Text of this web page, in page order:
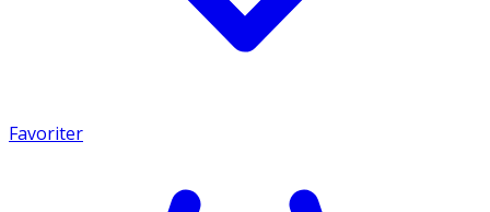
Favoriter